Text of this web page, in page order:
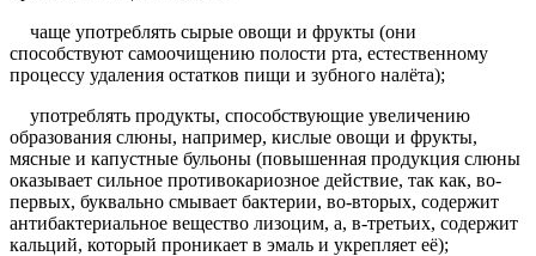
чаще употреблять сырые овощи и фрукты (они
способствуют самоочищению полости рта, естественному
процессу удаления остатков пищи и зубного налёта);
употреблять продукты, способствующие увеличению
образования слюны, например, кислые овощи и фрукты,
мясные и капустные бульоны (повышенная продукция слюны
оказывает сильное противокариозное действие, так как, во-
первых, буквально смывает бактерии, во-вторых, содержит
антибактериальное вещество лизоцим, а, в-третьих, содержит
кальций, который проникает в эмаль и укрепляет её);